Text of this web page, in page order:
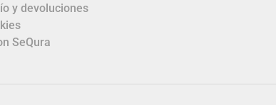
y devoluciones
SeQura